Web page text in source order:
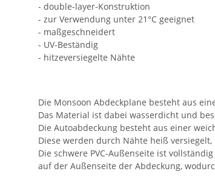
- double-layer-Konstruktion
- zur Verwendung unter 21°C geeignet
- maßgeschneidert
- UV-Beständig
- hitzeversiegelte Nähte
Die Monsoon Abdeckplane besteht aus
Das Material ist dabei wasserdicht und
Die Autoabdeckung besteht aus einer
Diese werden durch Nähte heiß
Die schwere PVC-Außenseite ist
auf der Außenseite der Abdeckung,